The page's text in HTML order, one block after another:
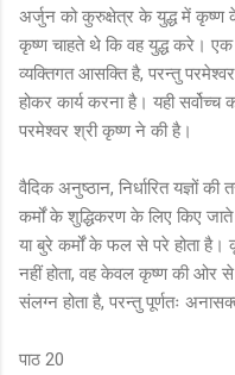
अर्जुन को कुरुक्षेत्र के युद्ध में कृष्ण
कृष्ण चाहते थे कि वह युद्ध करे। एक
व्यक्तिगत आसक्ति है, परन्तु
होकर कार्य करना है। यही
परमेश्वर श्री कृष्ण ने की है।
वैदिक अनुष्ठान, निर्धारित यज्ञों
कर्मों के शुद्धिकरण के लिए किए
या बुरे कर्मों के फल से परे होता है।
नहीं होता, वह केवल कृष्ण की ओर से
संलग्न होता है, परन्तु पूर्णतः
पाठ 20